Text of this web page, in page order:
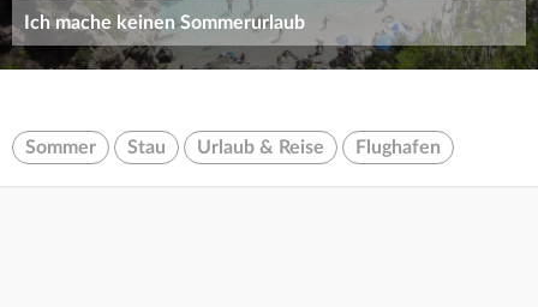
Ich mache keinen Sommerurlaub
Sommer Stau Urlaub & Reise Flughafen